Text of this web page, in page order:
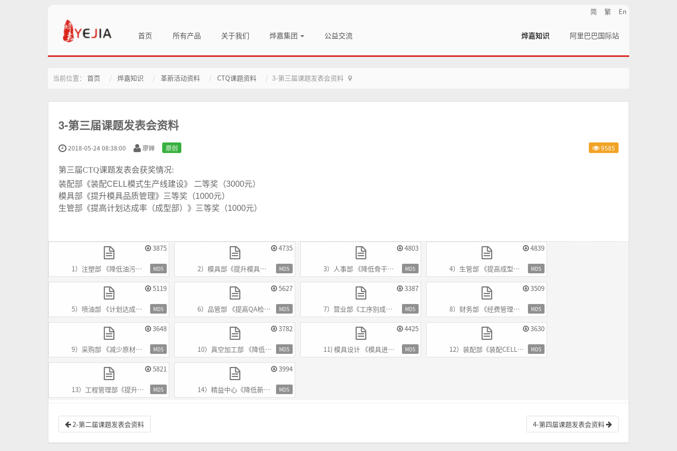
简 繁 En
首页 所有产品 关于我们 烨嘉集团 公益交流 阿里巴巴国际站
烨嘉知识
当前位置： 首页 烨嘉知识 革新活动资料 CTQ课题资料 3-第三届课题发表会资料
3-第三届课题发表会资料
2018-05-24 08:38:00 廖婵 原创 9585
第三届CTQ课题发表会获奖情况:
装配部《装配CELL模式生产线建设》 二等奖（3000元）
模具部《提升模具品质管理》三等奖（1000元）
生管部《提高计划达成率（成型部）》三等奖（1000元）
1）注塑部 《降低油污不良》.pdf
3875
MD5 2）模具部《提升模具品质管理》.pdf
4735
MD5 3）人事部 《降低骨干员工流失率》.pdf
4803
MD5 4）生管部 《提高成型计划达成率》.pdf
4839
MD5
5）喷油部 《计划达成率提升》.pdf
5119
MD5 6）品管部 《提高QA检查能力，降低客户投诉率》.pdf
5627
MD5 7）营业部《工序别成本体系建立》.pdf
3387
MD5 8）财务部 《经费管理》.pdf
3509
MD5
9）采购部 《减少原材料着色次数》.pdf
3648
MD5 10）真空加工部 《降低油污不良》.pdf
3782
MD5 11) 模具设计 《模具进胶方式》.pdf
4425
MD5 12）装配部《装配CELL生产线建设》.pdf
3630
MD5
13）工程管理部《提升检查基准书的实用性》.pdf
5821
MD5 14）精益中心《降低新模脱模不良》.pdf
3994
MD5
2-第二届课题发表会资料 4-第四届课题发表会资料